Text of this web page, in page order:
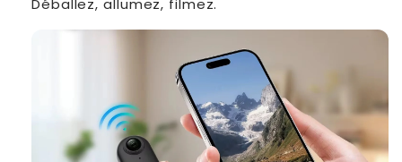
Déballez, allumez, filmez.